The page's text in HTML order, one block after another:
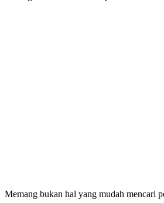
Memang bukan hal yang mudah mencari